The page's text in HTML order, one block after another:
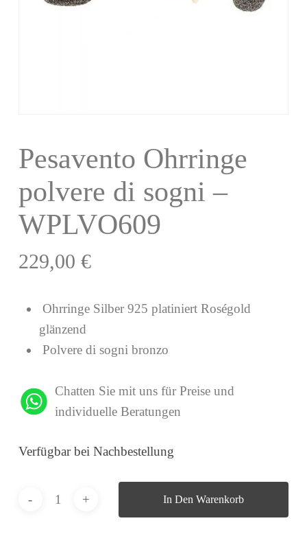
Pesavento Ohrringe
polvere di sogni –
WPLVO609
229,00 €
Ohrringe Silber 925 platiniert Roségold
glänzend
Polvere di sogni bronzo
Chatten Sie mit uns für Preise und
individuelle Beratungen
Verfügbar bei Nachbestellung
In Den Warenkorb